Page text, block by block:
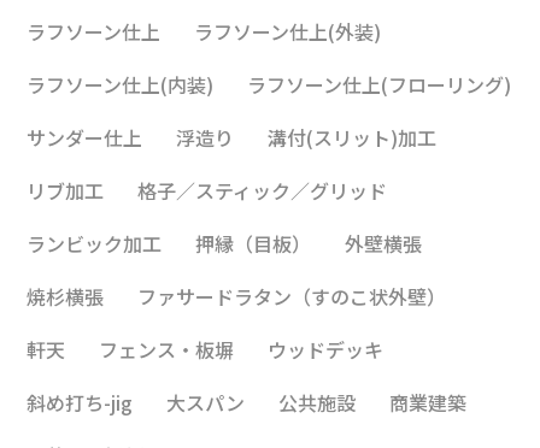
ラフソーン仕上
ラフソーン仕上(外装)
ラフソーン仕上(内装)
ラフソーン仕上(フローリング)
サンダー仕上
浮造り
溝付(スリット)加工
リブ加工
格子／スティック／グリッド
ランビック加工
押縁（目板）
外壁横張
焼杉横張
ファサードラタン（すのこ状外壁）
軒天
フェンス・板塀
ウッドデッキ
斜め打ち-jig
大スパン 公共施設
商業建築